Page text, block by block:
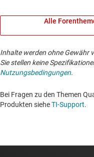
Alle
Inhalte werden ohne Gewähr
Sie stellen keine
Nutzungsbedingungen.
Bei Fragen zu den Themen
Produkten sieheTI-Support. ​​​​​​​​​​​​​​